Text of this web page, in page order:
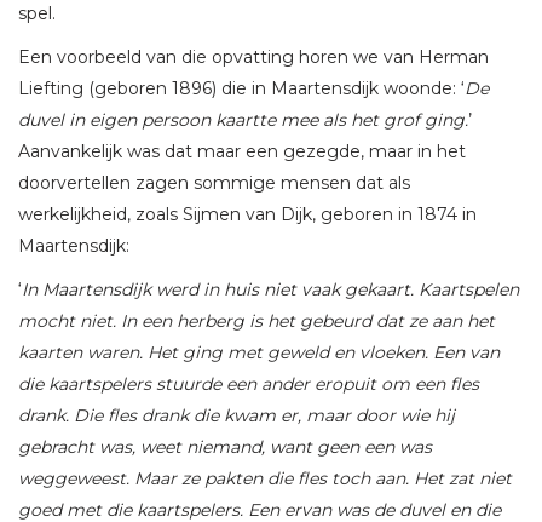
spel.
Een voorbeeld van die opvatting horen we van Herman
Liefting (geboren 1896) die in Maartensdijk woonde: ‘De
duvel in eigen persoon kaartte mee als het grof ging.’
Aanvankelijk was dat maar een gezegde, maar in het
doorvertellen zagen sommige mensen dat als
werkelijkheid, zoals Sijmen van Dijk, geboren in 1874 in
Maartensdijk:
‘In Maartensdijk werd in huis niet vaak gekaart. Kaartspelen
mocht niet. In een herberg is het gebeurd dat ze aan het
kaarten waren. Het ging met geweld en vloeken. Een van
die kaartspelers stuurde een ander eropuit om een fles
drank. Die fles drank die kwam er, maar door wie hij
gebracht was, weet niemand, want geen een was
weggeweest. Maar ze pakten die fles toch aan. Het zat niet
goed met die kaartspelers. Een ervan was de duvel en die